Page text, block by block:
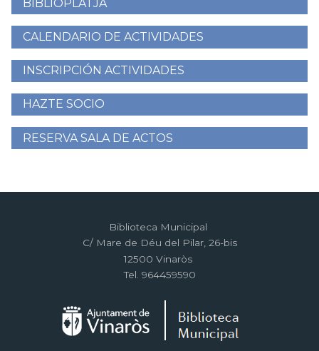
BIBLIOPLATJA
CALENDARIO DE ACTIVIDADES
INSCRIPCIÓN ACTIVIDADES
HAZTE SOCIO
RESERVA SALA DE ACTOS
Biblioteca Municipal
C/ Mare de Déu del Pilar, 26-bis
12500 Vinaròs
Tel. 964459590